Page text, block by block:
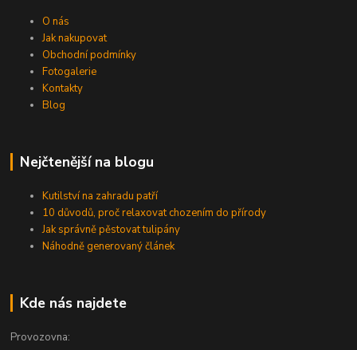
O nás
Jak nakupovat
Obchodní podmínky
Fotogalerie
Kontakty
Blog
Nejčtenější na blogu
Kutilství na zahradu patří
10 důvodů, proč relaxovat chozením do přírody
Jak správně pěstovat tulipány
Náhodně generovaný článek
Kde nás najdete
Provozovna: